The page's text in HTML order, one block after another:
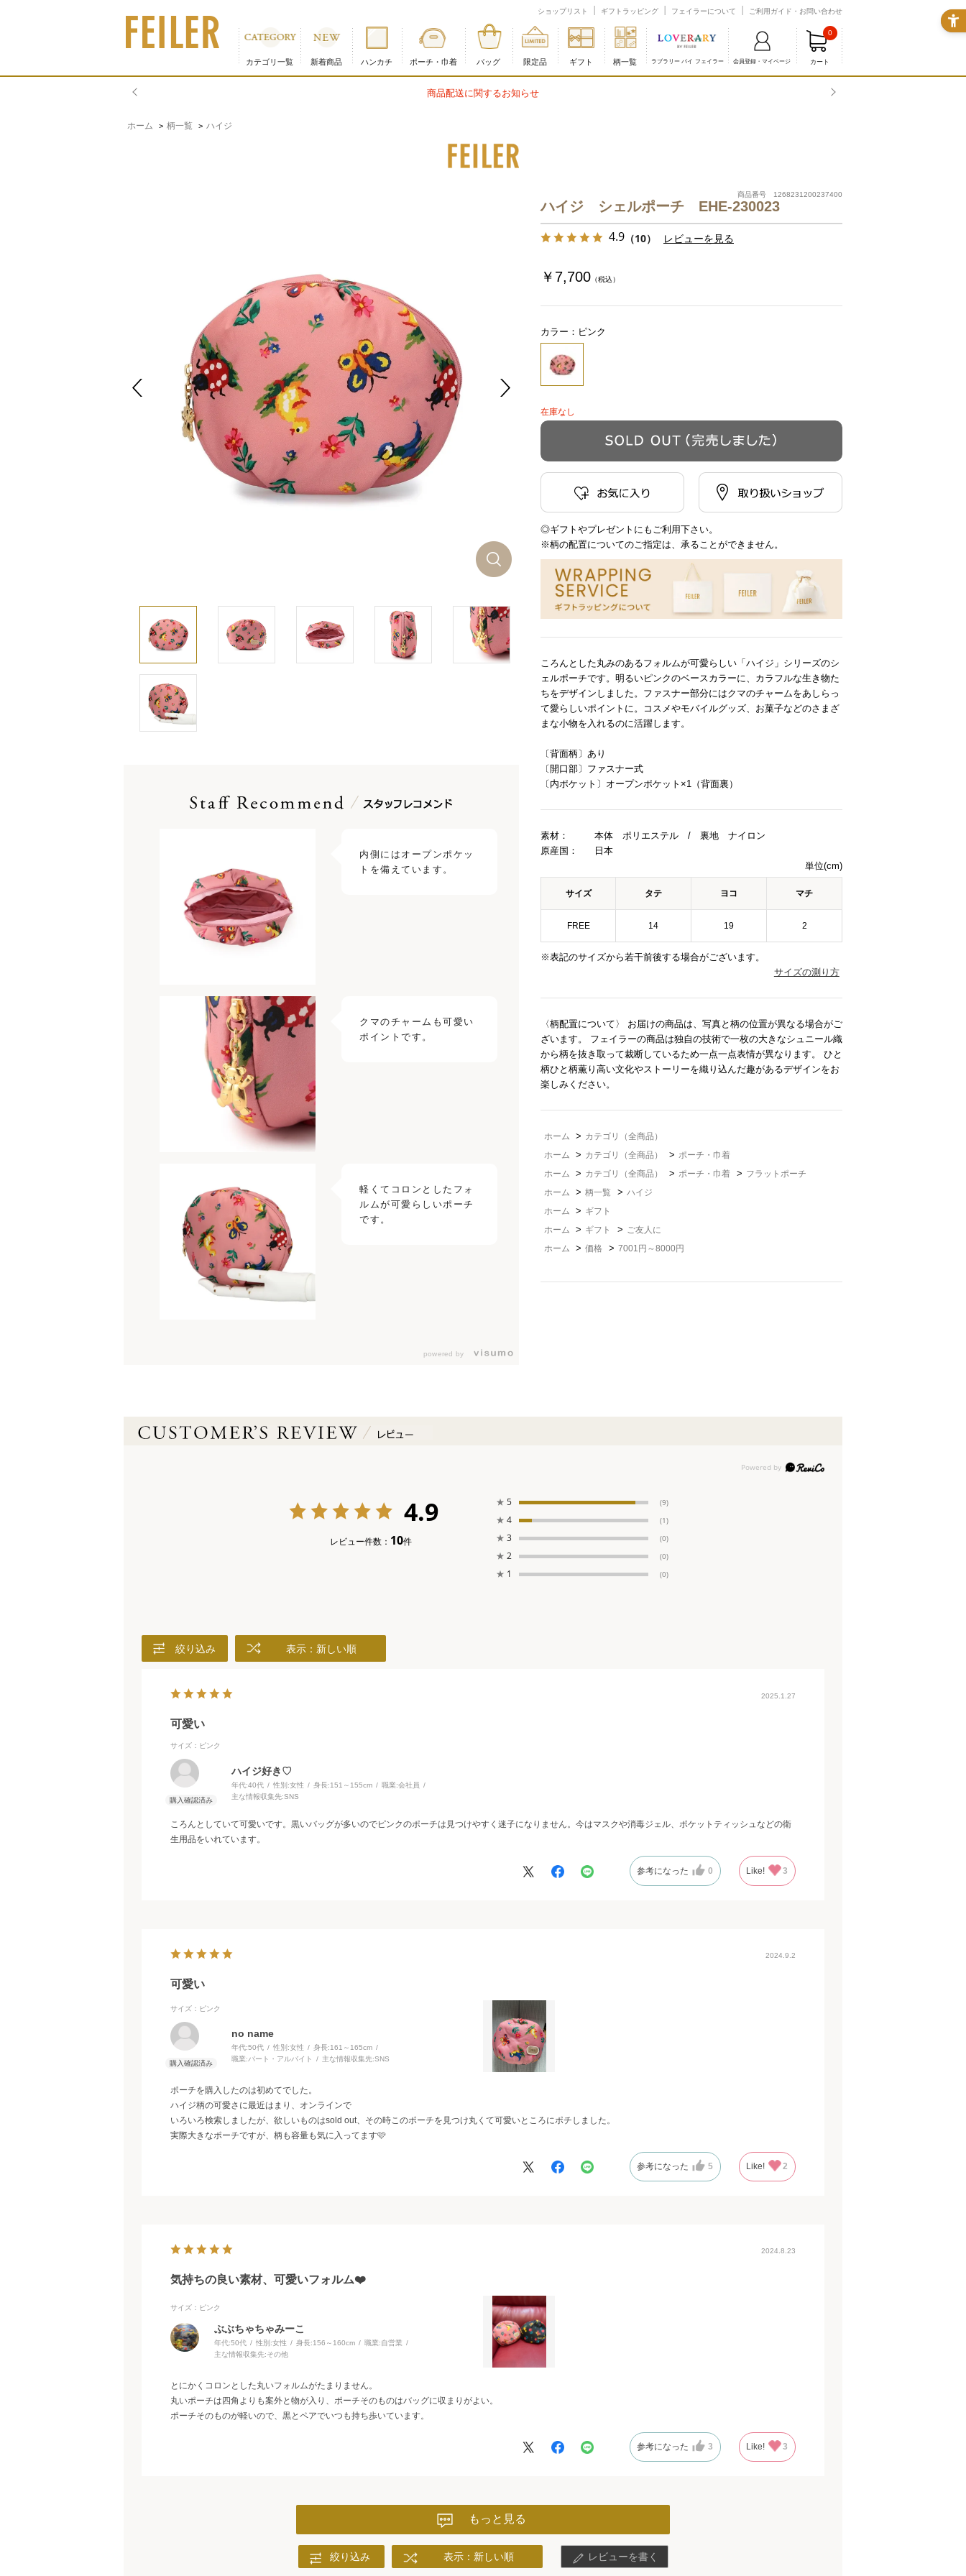
ショップリスト ギフトラッピング フェイラーについて ご利用ガイド・お問い合わせ
カテゴリ一覧 新着商品 ハンカチ ポーチ・巾着 バッグ 限定品 ギフト 柄一覧 ラブラリー バイ フェイラー 会員登録・マイページ カート
0
商品配送に関するお知らせ
ホーム > 柄一覧 > ハイジ
内側にはオープンポケッ
トを備えています。
クマのチャームも可愛い
ポイントです。
軽くてコロンとしたフォ
ルムが可愛らしいポーチ
です。
powered by
商品番号 1268231200237400
ハイジ シェルポーチ EHE-230023
4.9 （10） レビューを見る
￥7,700 （税込）
カラー：ピンク
在庫なし
◎ギフトやプレゼントにもご利用下さい。
※柄の配置についてのご指定は、承ることができません。
ころんとした丸みのあるフォルムが可愛らしい「ハイジ」シリーズのシ
ェルポーチです。明るいピンクのベースカラーに、カラフルな生き物た
ちをデザインしました。ファスナー部分にはクマのチャームをあしらっ
て愛らしいポイントに。コスメやモバイルグッズ、お菓子などのさまざ
まな小物を入れるのに活躍します。
〔背面柄〕あり
〔開口部〕ファスナー式
〔内ポケット〕オープンポケット×1（背面裏）
素材：
本体 ポリエステル / 裏地 ナイロン
原産国：
日本
単位(cm)
サイズ タテ ヨコ マチ
FREE 14 19 2
※表記のサイズから若干前後する場合がございます。
サイズの測り方
〈柄配置について〉 お届けの商品は、写真と柄の位置が異なる場合がご
ざいます。 フェイラーの商品は独自の技術で一枚の大きなシュニール織
から柄を抜き取って裁断しているため一点一点表情が異なります。 ひと
柄ひと柄薫り高い文化やストーリーを織り込んだ趣があるデザインをお
楽しみください。
ホーム > カテゴリ（全商品）
ホーム
> カテゴリ（全商品） > ポーチ・巾着
ホーム
> カテゴリ（全商品） > ポーチ・巾着 > フラットポーチ
ホーム
> 柄一覧 > ハイジ
ホーム
> ギフト
ホーム
> ギフト > ご友人に
ホーム
> 価格 > 7001円～8000円
4.9
レビュー件数： 10件
★ 5 (9)
★ 4 (1)
★ 3 (0)
★ 2 (0)
★ 1 (0)
絞り込み 表示：新しい順
2025.1.27
可愛い
サイズ：ピンク
ハイジ好き♡
年代:40代 性別:女性 身長:151～155cm 職業:会社員
主な情報収集先:SNS
ころんとしていて可愛いです。黒いバッグが多いのでピンクのポーチは見つけやすく迷子になりません。今はマスクや消毒ジェル、ポケットティッシュなどの衛
生用品をいれています。
参考になった 0 Like! 3
2024.9.2
可愛い
サイズ：ピンク
no name
年代:50代 性別:女性 身長:161～165cm
職業:パート・アルバイト 主な情報収集先:SNS
ポーチを購入したのは初めてでした。
ハイジ柄の可愛さに最近はまり、オンラインで
いろいろ検索しましたが、欲しいものはsold out、その時このポーチを見つけ丸くて可愛いところにポチしました。
実際大きなポーチですが、柄も容量も気に入ってます🩷
参考になった 5 Like! 2
2024.8.23
気持ちの良い素材、可愛いフォルム❤️
サイズ：ピンク
ぶぶちゃちゃみーこ
年代:50代 性別:女性 身長:156～160cm 職業:自営業
主な情報収集先:その他
とにかくコロンとした丸いフォルムがたまりません。
丸いポーチは四角よりも案外と物が入り、ポーチそのものはバッグに収まりがよい。
ポーチそのものが軽いので、黒とペアでいつも持ち歩いています。
参考になった 3 Like! 3
もっと見る
絞り込み 表示：新しい順 レビューを書く